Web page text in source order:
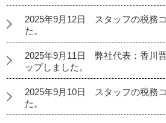
2025年9月12日 スタッフの税務
た。
2025年9月11日 弊社代表：香川
ップしました。
2025年9月10日 スタッフの税務
た。